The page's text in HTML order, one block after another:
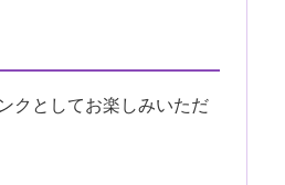
クとしてお楽しみいただ